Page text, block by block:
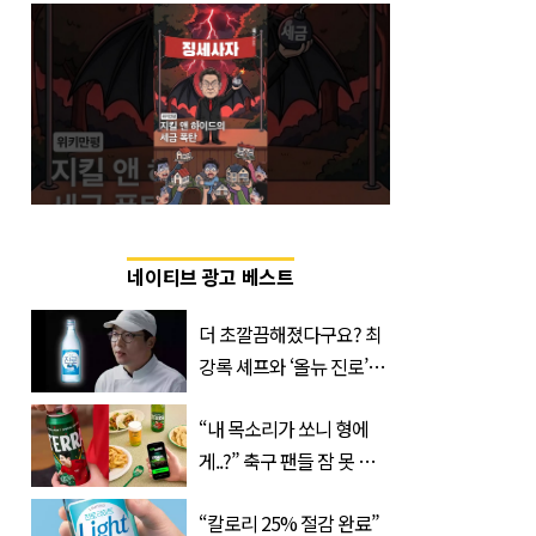
네이티브 광고 베스트
더 초깔끔해졌다구요? 최
강록 셰프와 ‘올뉴 진로’의
“내 목소리가 쏘니 형에
게..?” 축구 팬들 잠 못 들
트
“칼로리 25% 절감 완료”